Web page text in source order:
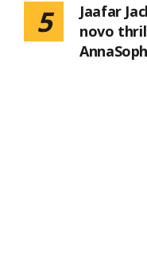
5
Jaafar
novo